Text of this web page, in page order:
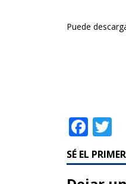
Puede
F
a
c it
SÉ EL